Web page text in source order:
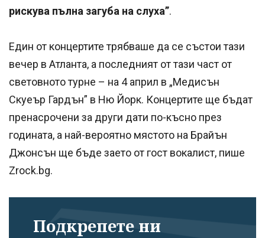
рискува пълна загуба на слуха”.
Един от концертите трябваше да се състои тази
вечер в Атланта, а последният от тази част от
световното турне – на 4 април в „Медисън
Скуеър Гардън” в Ню Йорк. Концертите ще бъдат
пренасрочени за други дати по-късно през
годината, а най-вероятно мястото на Брайън
Джонсън ще бъде заето от гост вокалист, пише
Zrock.bg.
Подкрепете ни